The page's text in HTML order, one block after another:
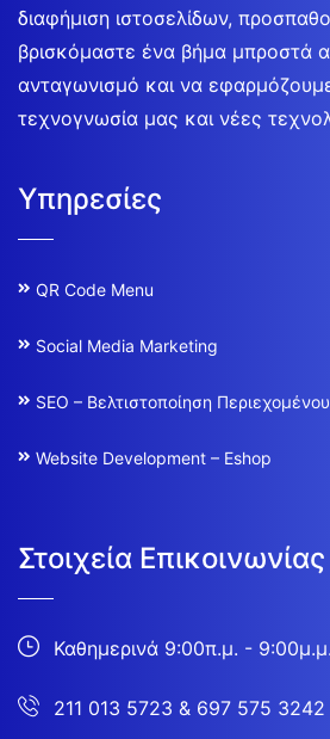
διαφήμιση ιστοσελίδων,
βρισκόμαστε ένα βήμα μπροστά
ανταγωνισμό και να
τεχνογνωσία μας και νέες
Υπηρεσίες
QR Code Menu
Social Media Marketing
SEO – Βελτιστοποίηση Περιεχομένου
Website Development – Eshop
Στοιχεία Επικοινωνίας
Καθημερινά 9:00π.μ. - 9:00μ.μ.
211 013 5723 & 697 575